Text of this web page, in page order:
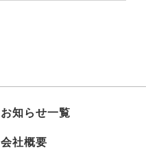
お知らせ一覧
会社概要